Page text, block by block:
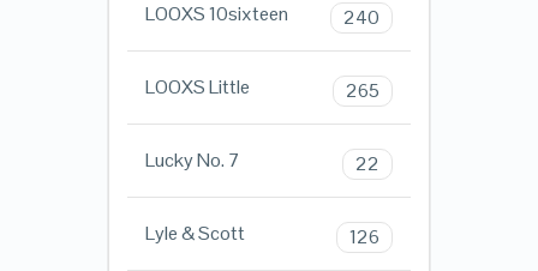
LOOXS 10sixteen 240
LOOXS Little 265
Lucky No. 7 22
Lyle & Scott 126